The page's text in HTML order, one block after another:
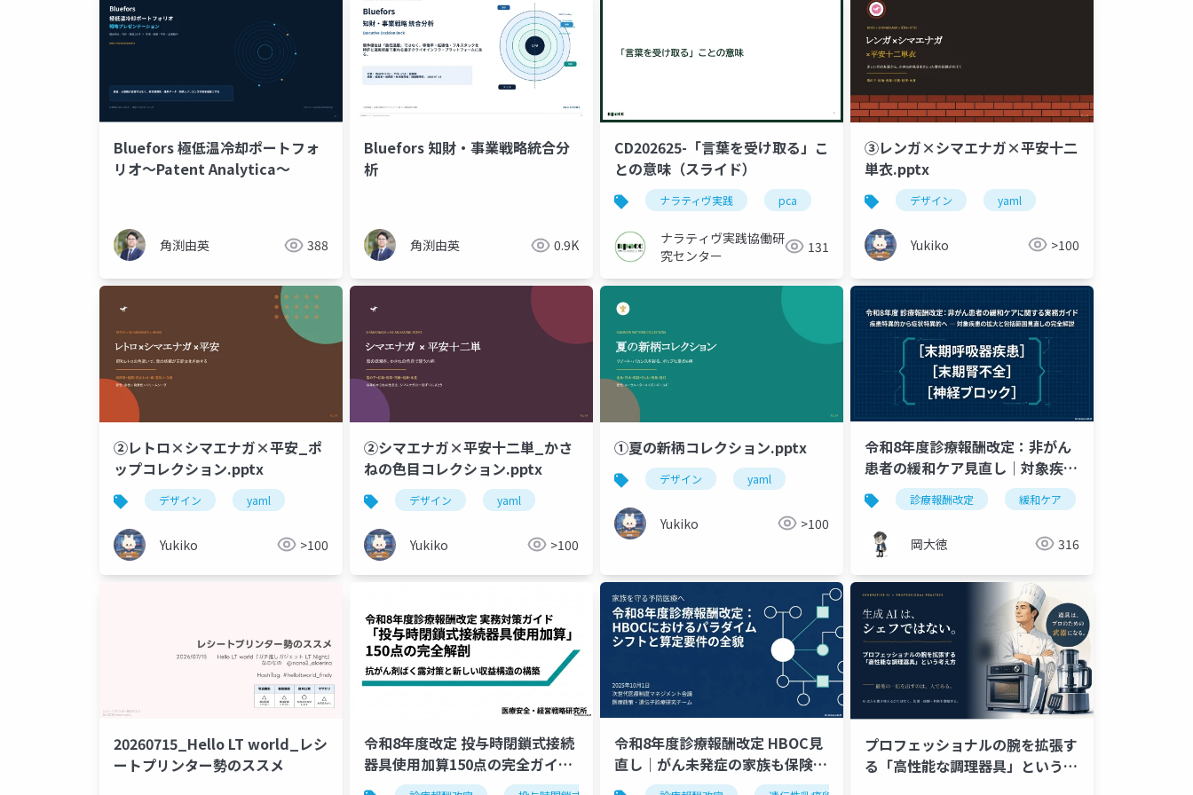
Bluefors 極低温冷却ポートフォ
リオ～Patent Analytica～
角渕由英 388
Bluefors 知財・事業戦略統合分
析
角渕由英 0.9K
CD202625-「言葉を受け取る」こ
との意味（スライド）
ナラティヴ実践 pca
ナラティヴ実践協働研
究センター
131
③レンガ×シマエナガ×平安十二
単衣.pptx
デザイン yaml
Yukiko >100
②レトロ×シマエナガ×平安_ポ
ップコレクション.pptx
デザイン yaml
Yukiko >100
②シマエナガ×平安十二単_かさ
ねの色目コレクション.pptx
デザイン yaml
Yukiko >100
①夏の新柄コレクション.pptx
デザイン yaml
Yukiko >100
令和8年度診療報酬改定：非がん
患者の緩和ケア見直し｜対象疾患
の拡大と包括範囲の完全解説
診療報酬改定 緩和ケア
岡大徳 316
20260715_Hello LT world_レシ
ートプリンター勢のススメ
令和8年度改定 投与時閉鎖式接続
器具使用加算150点の完全ガイド
｜抗がん剤ばく露対策と算定要件
令和8年度診療報酬改定 HBOC見
直し｜がん未発症の家族も保険対
象に
プロフェッショナルの腕を拡張す
る「高性能な調理器具」という考